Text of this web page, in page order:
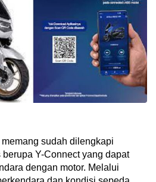
sudah dilengkapi
Y-Connect yang dapat
dengan motor. Melalui